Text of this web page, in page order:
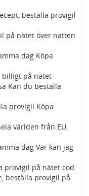
beställa provigil
på nätet över natten
dag Köpa
billigt på nätet
Kan du beställa
provigil Köpa
världen från EU,
dag Var kan jag
provigil på nätet cod
beställa provigil på